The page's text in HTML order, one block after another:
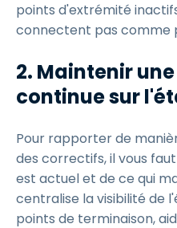
points d'extrémité
connectent pas comme
2. Maintenir
continue sur
Pour rapporter de
des correctifs, il vous
est actuel et de ce qui
centralise la visibilité de
points de terminaison,